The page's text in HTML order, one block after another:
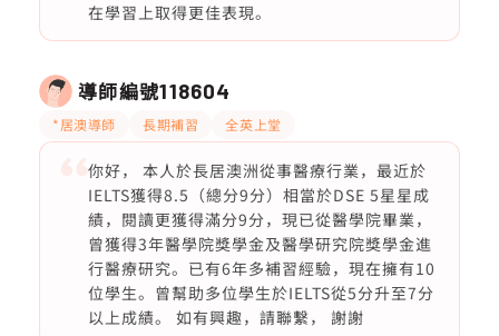
在學習上取得更佳表現。
導師編號118604
*居澳導師 長期補習 全英上堂
你好， 本人於長居澳洲從事醫療行業，最近於
IELTS獲得8.5（總分9分）相當於DSE 5星星成
績，閱讀更獲得滿分9分，現已從醫學院畢業，
曾獲得3年醫學院獎學金及醫學研究院獎學金進
行醫療研究。已有6年多補習經驗，現在擁有10
位學生。曾幫助多位學生於IELTS從5分升至7分
以上成績。 如有興趣，請聯繫， 謝謝